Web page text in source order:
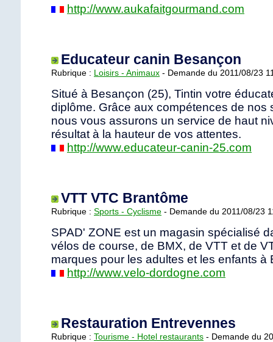
http://www.aukafaitgourmand.com
Educateur canin Besançon
Rubrique : Loisirs - Animaux - Demande du 2011/08/23
Situé à Besançon (25), Tintin votre
diplôme. Grâce aux compétences de nos
nous vous assurons un service de haut
résultat à la hauteur de vos attentes.
http://www.educateur-canin-25.com
VTT VTC Brantôme
Rubrique : Sports - Cyclisme - Demande du 2011/08/23
SPAD' ZONE est un magasin spécialisé
vélos de course, de BMX, de VTT et de
marques pour les adultes et les enfants à
http://www.velo-dordogne.com
Restauration Entrevennes
Rubrique : Tourisme - Hotel restaurants - Demande du